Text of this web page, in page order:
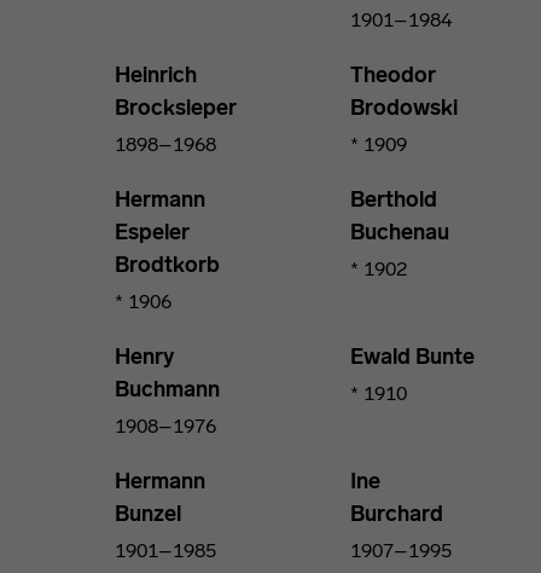
1901–1984
Heinrich
Brocksieper
1898–1968
Theodor
Brodowski
* 1909
Hermann
Espeler
Brodtkorb
* 1906
Berthold
Buchenau
* 1902
Henry
Buchmann
1908–1976
Ewald Bunte
* 1910
Hermann
Bunzel
1901–1985
Ine
Burchard
1907–1995